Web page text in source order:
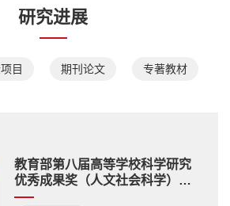
研究进展
目 期刊论文 专著教材
教育部第八届高等学校科学研究
优秀成果奖（人文社会科学）三
等奖